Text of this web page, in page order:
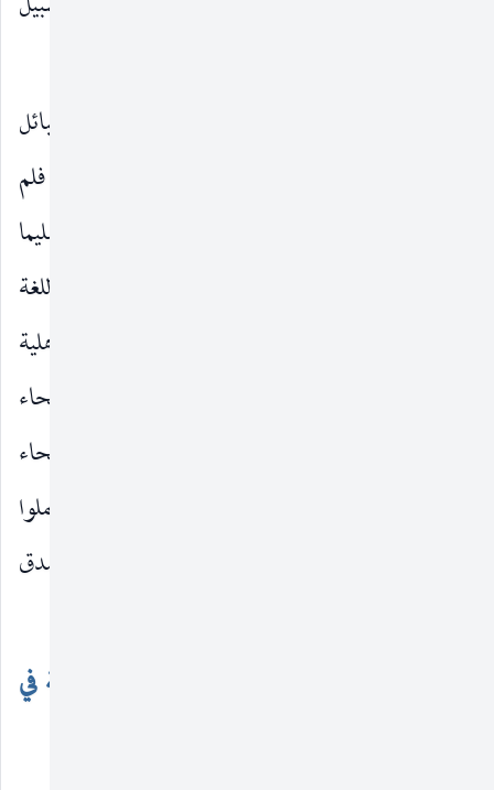
وما اتخذوه من وسائل الاحتياط حيال القبائل
والأمكنة اتخذوا مثله حيال الأزمنة والعصور. فلم
يأخذوا إلا عن العصور التي كان اللسان العربي فيها سليما
لم يصبه بعد تبلبل أعجمي ولا انحراف عن أوضاح اللغة
الفصحى. ولذلك لم يأخذوا إلا عن عرب الجاهلية
والإسلام إلى نهاية القرن الثاني الهجري بالنسبة إلى فصحاء
الحضر ، وإلى أواسط القرن الرابع بالنسبة إلى فصحاء
البادية. وسموا هذه العصور «عصور الاحتجاج» واهملوا
ما عداها مبالغة في الدقة وحرصا على تحري وجوه الصدق
ما يوجه من مآخذ إلى المعجمات العربية في